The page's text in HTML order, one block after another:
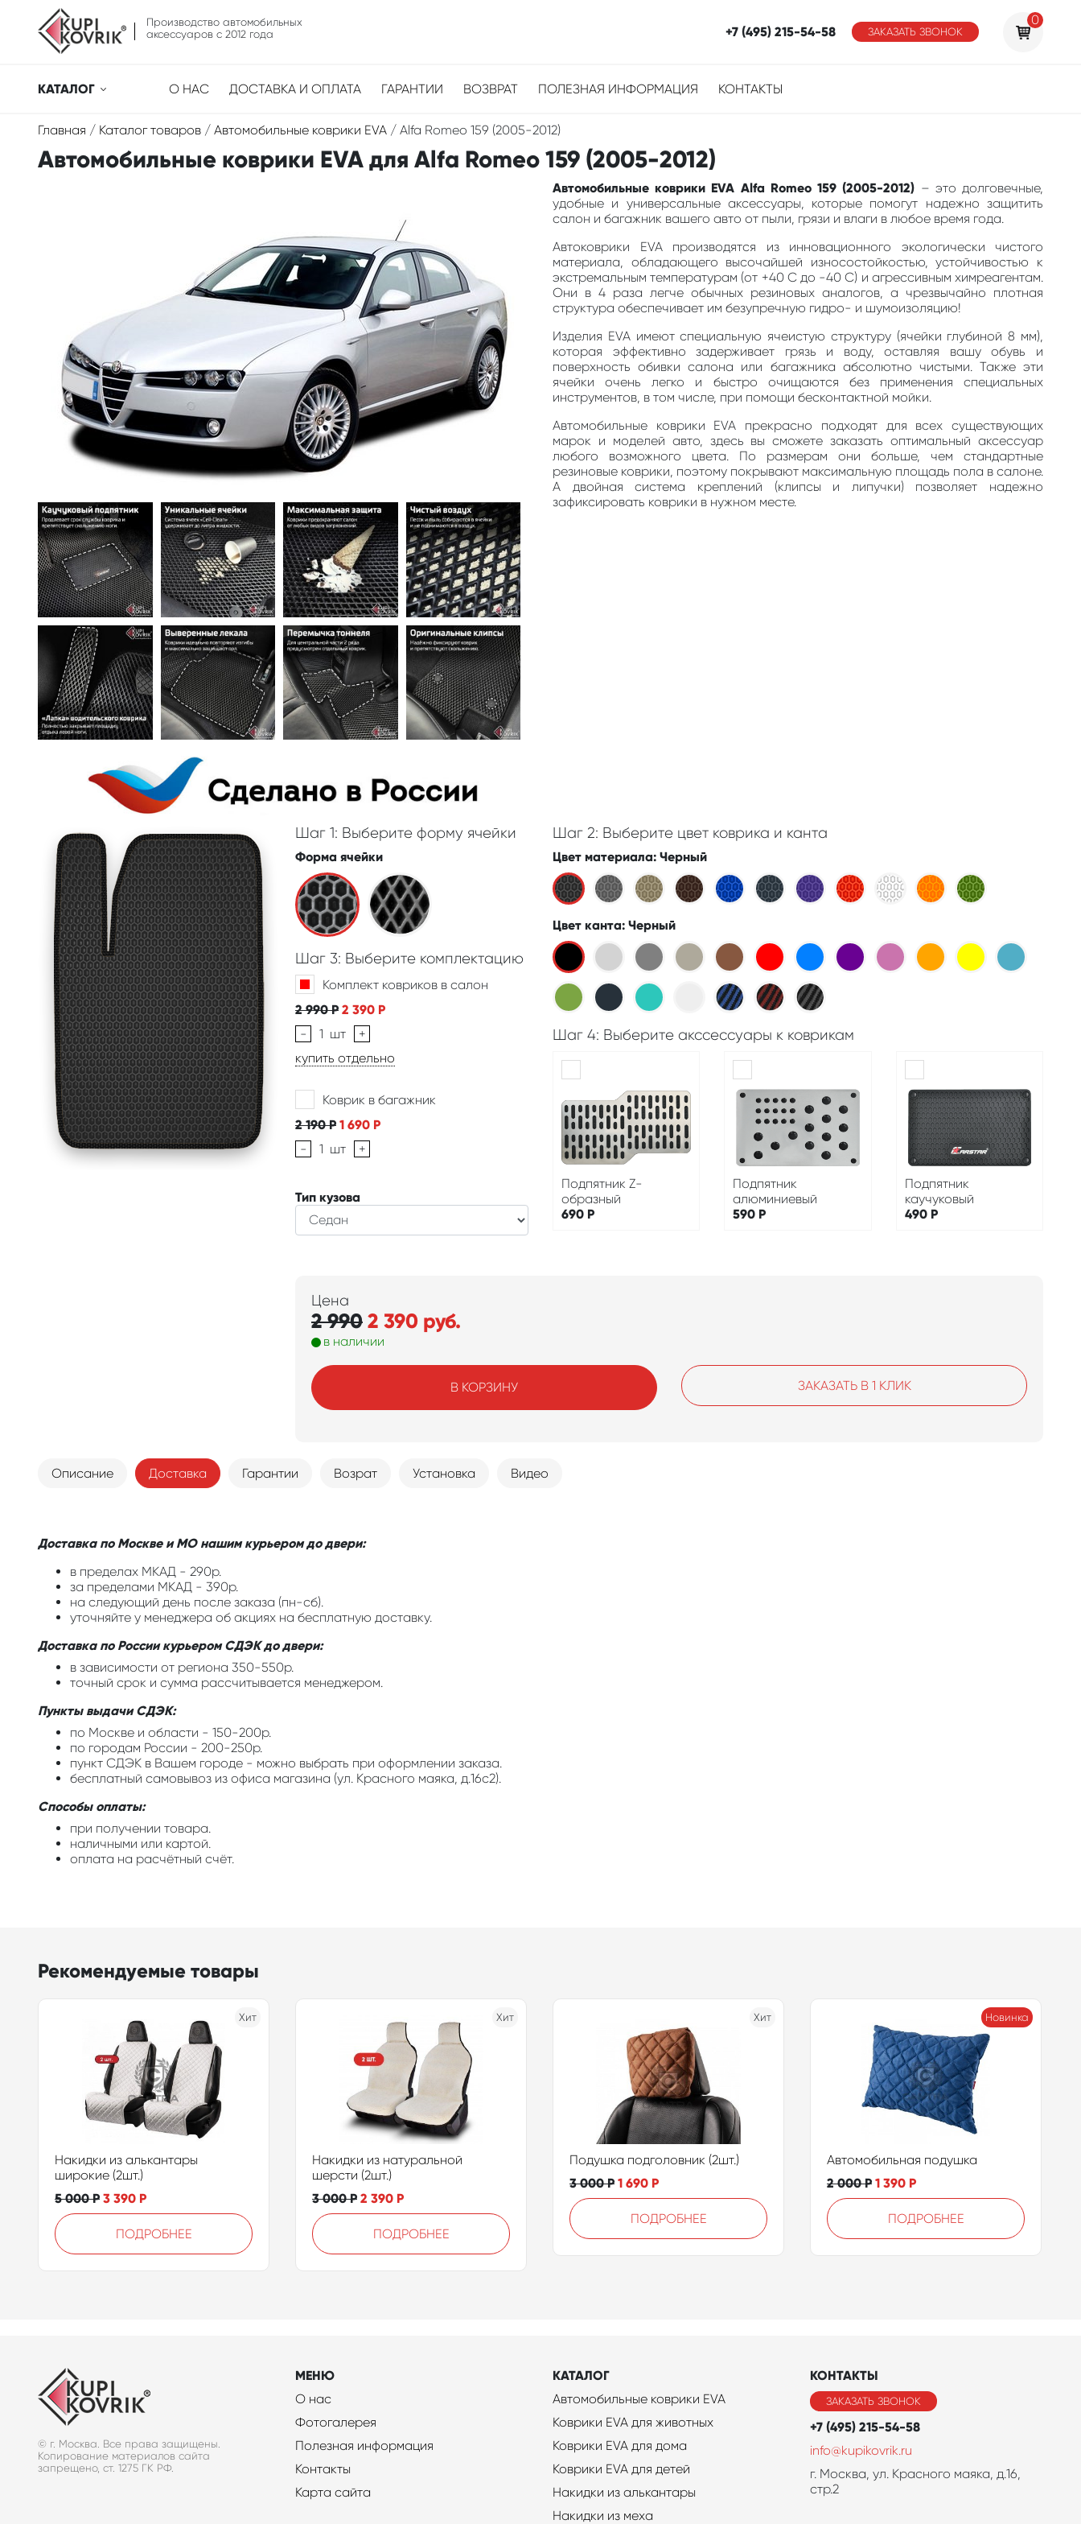
Производство автомобильных
аксессуаров с 2012 года
+7 (495) 215-54-58 ЗАКАЗАТЬ ЗВОНОК
0
КАТАЛОГ О НАС ДОСТАВКА И ОПЛАТА ГАРАНТИИ ВОЗВРАТ ПОЛЕЗНАЯ ИНФОРМАЦИЯ КОНТАКТЫ
Главная / Каталог товаров / Автомобильные коврики EVA / Alfa Romeo 159 (2005-2012)
Автомобильные коврики EVA для Alfa Romeo 159 (2005-2012)
Автомобильные коврики EVA Alfa Romeo 159 (2005-2012) – это долговечные,
удобные и универсальные аксессуары, которые помогут надежно защитить
салон и багажник вашего авто от пыли, грязи и влаги в любое время года.
Автоковрики EVA производятся из инновационного экологически чистого
материала, обладающего высочайшей износостойкостью, устойчивостью к
экстремальным температурам (от +40 С до -40 С) и агрессивным химреагентам.
Они в 4 раза легче обычных резиновых аналогов, а чрезвычайно плотная
структура обеспечивает им безупречную гидро- и шумоизоляцию!
Изделия EVA имеют специальную ячеистую структуру (ячейки глубиной 8 мм),
которая эффективно задерживает грязь и воду, оставляя вашу обувь и
поверхность обивки салона или багажника абсолютно чистыми. Также эти
ячейки очень легко и быстро очищаются без применения специальных
инструментов, в том числе, при помощи бесконтактной мойки.
Автомобильные коврики EVA прекрасно подходят для всех существующих
марок и моделей авто, здесь вы сможете заказать оптимальный аксессуар
любого возможного цвета. По размерам они больше, чем стандартные
резиновые коврики, поэтому покрывают максимальную площадь пола в салоне.
А двойная система креплений (клипсы и липучки) позволяет надежно
зафиксировать коврики в нужном месте.
Шаг 1: Выберите форму ячейки
Форма ячейки
Шаг 3: Выберите комплектацию
Комплект ковриков в салон
2 990Р 2 390 Р
-
1 шт
+
купить отдельно
Коврик в багажник
2 190Р 1 690 Р
-
1 шт +
Тип кузова
Шаг 2: Выберите цвет коврика и канта
Цвет материала: Черный
Цвет канта: Черный
Шаг 4: Выберите акссессуары к коврикам
Подпятник Z-
образный
690 Р
Подпятник
алюминиевый
590 Р
Подпятник
каучуковый
490 Р
Цена
2 9902 390 руб.
в наличии
В КОРЗИНУ ЗАКАЗАТЬ В 1 КЛИК
Описание Доставка Гарантии Возрат Установка Видео
Доставка по Москве и МО нашим курьером до двери:
в пределах МКАД - 290р.
за пределами МКАД - 390р.
на следующий день после заказа (пн-сб).
уточняйте у менеджера об акциях на бесплатную доставку.
Доставка по России курьером СДЭК до двери:
в зависимости от региона 350-550р.
точный срок и сумма рассчитывается менеджером.
Пункты выдачи СДЭК:
по Москве и области - 150-200р.
по городам России - 200-250р.
пункт СДЭК в Вашем городе - можно выбрать при оформлении заказа.
бесплатный самовывоз из офиса магазина (ул. Красного маяка, д.16с2).
Способы оплаты:
при получении товара.
наличными или картой.
оплата на расчётный счёт.
Рекомендуемые товары
Хит
Накидки из алькантары
широкие (2шт.)
5 000Р 3 390 Р
ПОДРОБНЕЕ
Хит
Накидки из натуральной
шерсти (2шт.)
3 000Р 2 390 Р
ПОДРОБНЕЕ
Хит
Подушка подголовник (2шт.)
3 000Р 1 690 Р
ПОДРОБНЕЕ
Новинка
Автомобильная подушка
2 000Р 1 390 Р
ПОДРОБНЕЕ
© г. Москва. Все права защищены.
Копирование материалов сайта
запрещено, ст. 1275 ГК РФ.
МЕНЮ
О нас
Фотогалерея
Полезная информация
Контакты
Карта сайта
КАТАЛОГ
Автомобильные коврики EVA
Коврики EVA для животных
Коврики EVA для дома
Коврики EVA для детей
Накидки из алькантары
Накидки из меха
КОНТАКТЫ
ЗАКАЗАТЬ ЗВОНОК
+7 (495) 215-54-58
info@kupikovrik.ru
г. Москва, ул. Красного маяка, д.16,
стр.2